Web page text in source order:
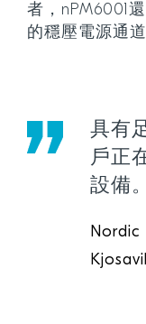
者，nPM6001
的穩壓電源通
具有
戶正
設備。
Nordic